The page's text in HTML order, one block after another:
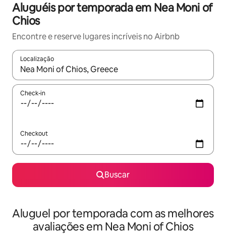
Aluguéis por temporada em Nea Moni of
Chios
Encontre e reserve lugares incríveis no Airbnb
Localização
Quando os resultados estiverem disponíveis, explore-os
Check-in
Checkout
Buscar
Aluguel por temporada com as melhores
avaliações em Nea Moni of Chios